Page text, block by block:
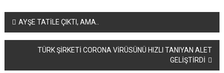
Yazı
dolaşımı
AYŞE TATİLE ÇIKTI, AMA..
TÜRK ŞİRKETİ CORONA VİRÜSÜNÜ HIZLI TANIYAN ALET
GELİŞTİRDİ